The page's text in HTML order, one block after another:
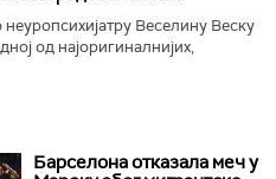
Веселину Веску
од најоригиналнијих,
Барселона отказала меч у